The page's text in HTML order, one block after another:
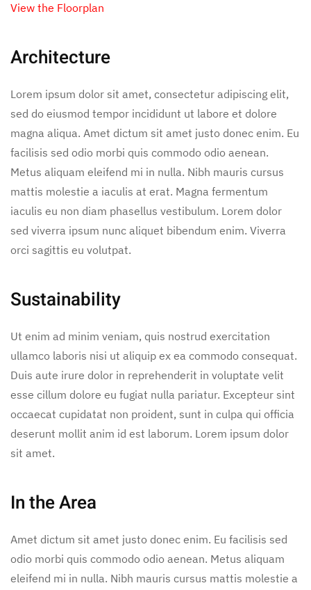
View the Floorplan
Architecture
Lorem ipsum dolor sit amet, consectetur adipiscing elit,
sed do eiusmod tempor incididunt ut labore et dolore
magna aliqua. Amet dictum sit amet justo donec enim. Eu
facilisis sed odio morbi quis commodo odio aenean.
Metus aliquam eleifend mi in nulla. Nibh mauris cursus
mattis molestie a iaculis at erat. Magna fermentum
iaculis eu non diam phasellus vestibulum. Lorem dolor
sed viverra ipsum nunc aliquet bibendum enim. Viverra
orci sagittis eu volutpat.
Sustainability
Ut enim ad minim veniam, quis nostrud exercitation
ullamco laboris nisi ut aliquip ex ea commodo consequat.
Duis aute irure dolor in reprehenderit in voluptate velit
esse cillum dolore eu fugiat nulla pariatur. Excepteur sint
occaecat cupidatat non proident, sunt in culpa qui officia
deserunt mollit anim id est laborum. Lorem ipsum dolor
sit amet.
In the Area
Amet dictum sit amet justo donec enim. Eu facilisis sed
odio morbi quis commodo odio aenean. Metus aliquam
eleifend mi in nulla. Nibh mauris cursus mattis molestie a